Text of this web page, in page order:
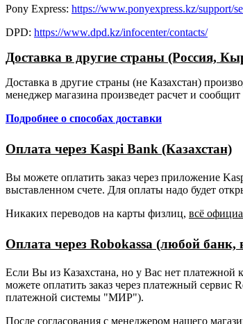
Pony Express: https://www.ponyexpress.kz/support/
DPD: https://www.dpd.kz/infocenter/contacts/
Доставка в другие страны (Россия,
Доставка в другие страны (не Казахстан)
менеджер магазина произведет расчет и
Подробнее о способах доставки
Оплата через Kaspi Bank (Казахстан)
Вы можете оплатить заказ через приложение
выставленном счете. Для оплаты надо будет
Никаких переводов на карты физлиц, всё
Оплата через Robokassa (любой
Если Вы из Казахстана, но у Вас нет
можете оплатить заказ через платежный
платежной системы "МИР").
После согласования с менеджером нашего